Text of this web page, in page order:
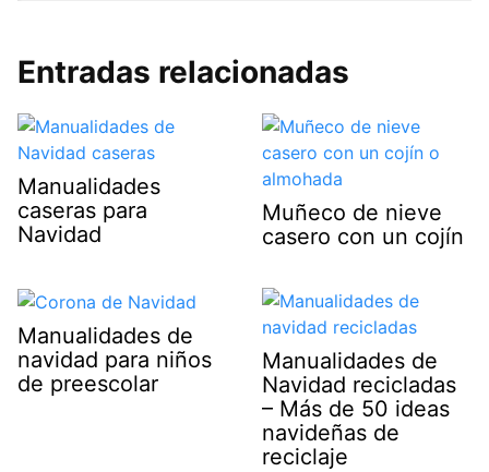
Entradas relacionadas
Manualidades
caseras para
Navidad
Muñeco de nieve
casero con un cojín
Manualidades de
navidad para niños
de preescolar
Manualidades de
Navidad recicladas
– Más de 50 ideas
navideñas de
reciclaje